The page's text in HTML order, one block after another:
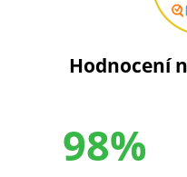
Hodnocení
98%